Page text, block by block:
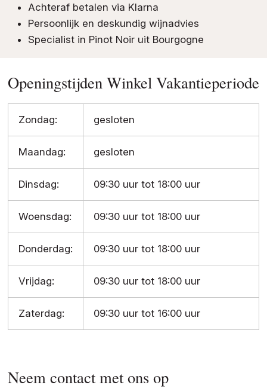
Achteraf betalen via Klarna
Persoonlijk en deskundig wijnadvies
Specialist in Pinot Noir uit Bourgogne
Openingstijden Winkel Vakantieperiode
Zondag: gesloten
Maandag: gesloten
Dinsdag: 09:30 uur tot 18:00 uur
Woensdag: 09:30 uur tot 18:00 uur
Donderdag: 09:30 uur tot 18:00 uur
Vrijdag: 09:30 uur tot 18:00 uur
Zaterdag: 09:30 uur tot 16:00 uur
Neem contact met ons op